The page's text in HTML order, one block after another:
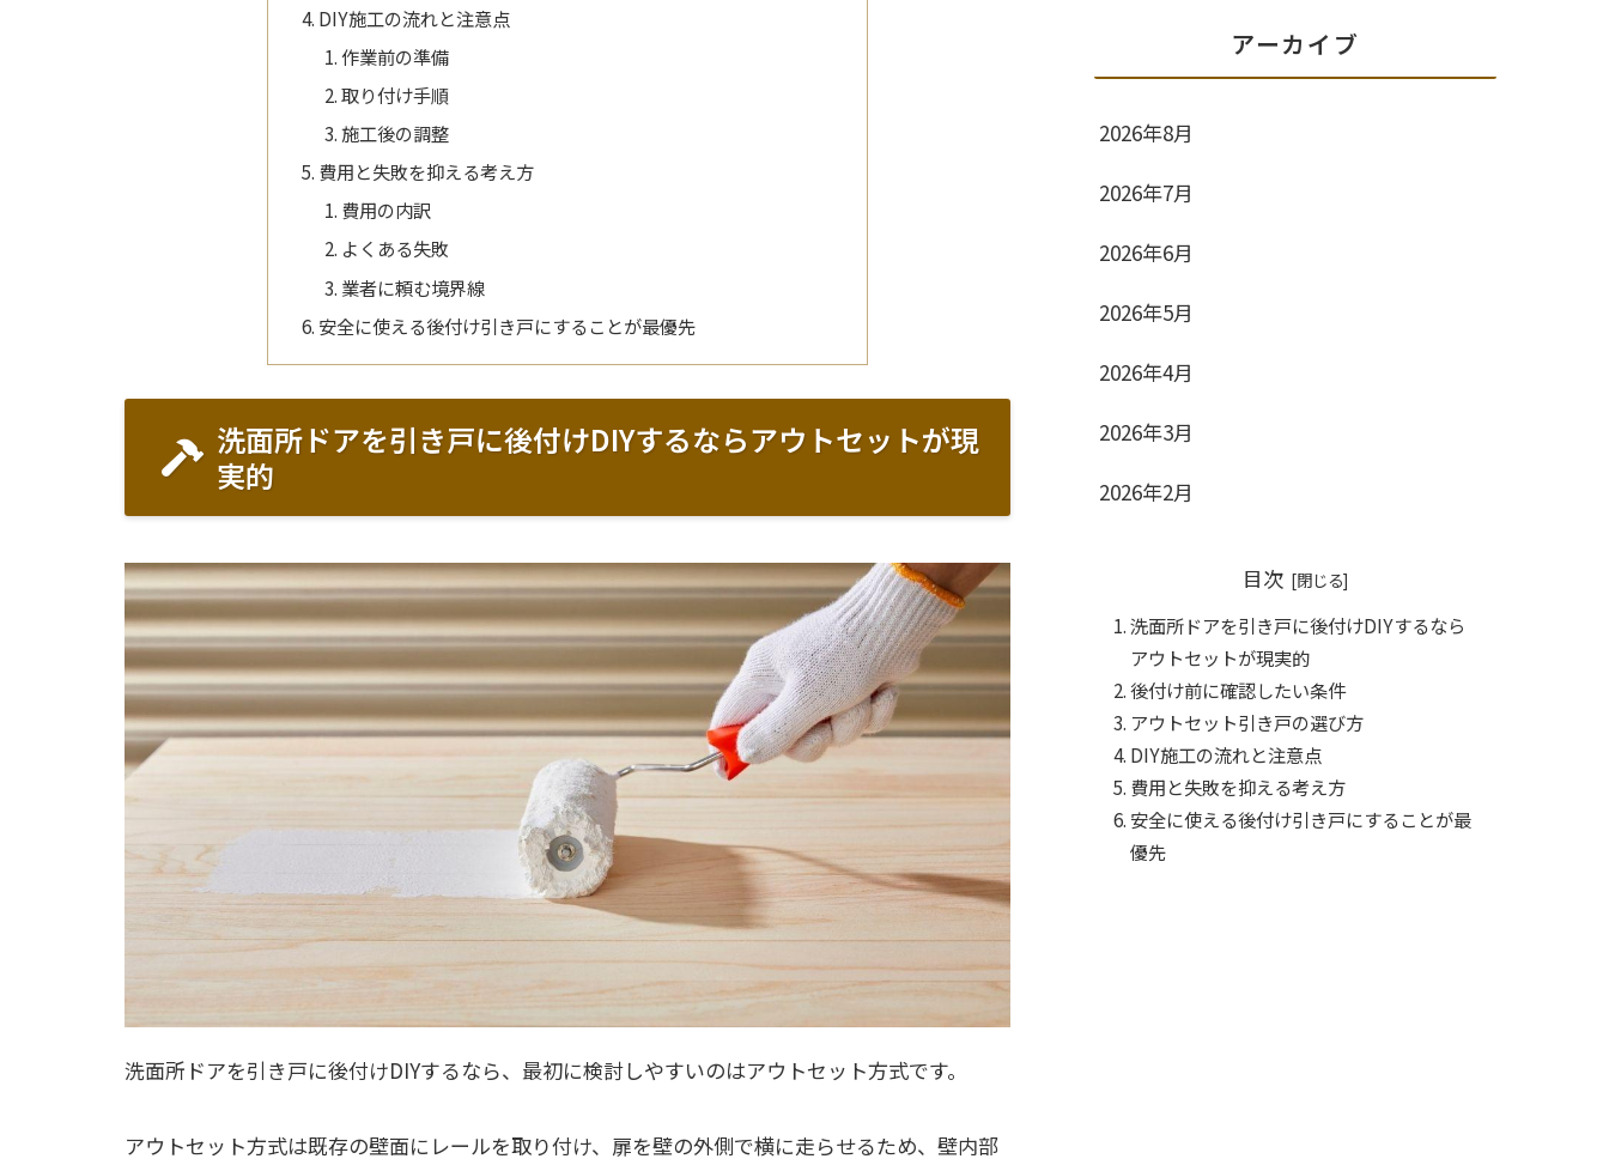
DIY施工の流れと注意点
作業前の準備
取り付け手順
施工後の調整
費用と失敗を抑える考え方
費用の内訳
よくある失敗
業者に頼む境界線
安全に使える後付け引き戸にすることが最優先
洗面所ドアを引き戸に後付けDIYするならアウトセットが現
実的
洗面所ドアを引き戸に後付けDIYするなら、最初に検討しやすいのはアウトセット方式です。
アウトセット方式は既存の壁面にレールを取り付け、扉を壁の外側で横に走らせるため、壁内部
アーカイブ
2026年8月
2026年7月
2026年6月
2026年5月
2026年4月
2026年3月
2026年2月
目次
洗面所ドアを引き戸に後付けDIYするなら
アウトセットが現実的
後付け前に確認したい条件
アウトセット引き戸の選び方
DIY施工の流れと注意点
費用と失敗を抑える考え方
安全に使える後付け引き戸にすることが最
優先